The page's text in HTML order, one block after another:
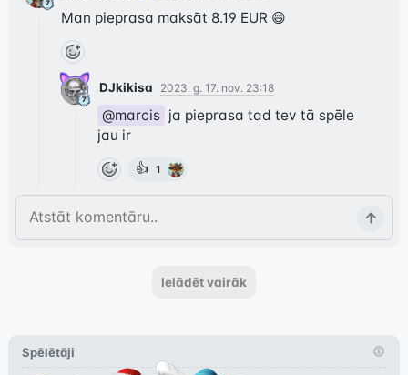
Man pieprasa maksāt 8.19 EUR 😄
DJkikisa 2023. g. 17. nov. 23:18
@marcis ja pieprasa tad tev tā spēle
jau ir
👍 1
Ielādēt vairāk
Spēlētāji